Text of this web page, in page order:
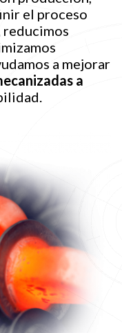
el proceso
reducimos
a mejorar
a